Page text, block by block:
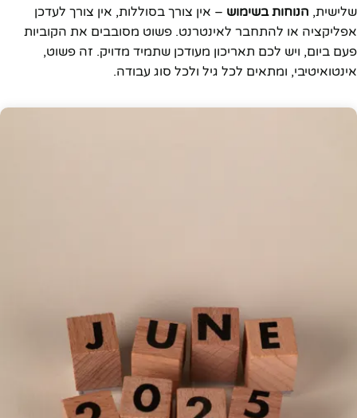
שלישית, הנוחות בשימוש – אין צורך בסוללות, אין צורך לעדכן
אפליקציה או להתחבר לאינטרנט. פשוט מסובבים את הקוביות
פעם ביום, ויש לכם תאריכון מעודכן שתמיד מדויק. זה פשוט,
אינטואיטיבי, ומתאים לכל גיל ולכל סוג עבודה.